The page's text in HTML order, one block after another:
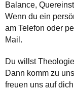
Balance,
Wenn du ein
am Telefon oder
Mail.
Du willst
Dann komm zu
freuen uns auf